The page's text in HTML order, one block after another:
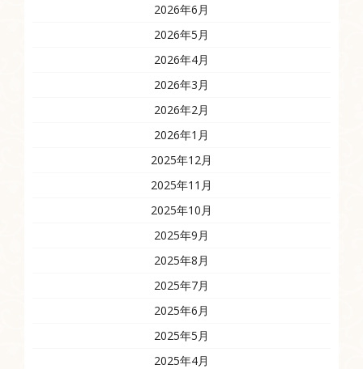
2026年6月
2026年5月
2026年4月
2026年3月
2026年2月
2026年1月
2025年12月
2025年11月
2025年10月
2025年9月
2025年8月
2025年7月
2025年6月
2025年5月
2025年4月